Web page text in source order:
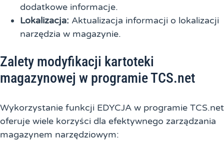
dodatkowe informacje.
Lokalizacja: Aktualizacja informacji o lokalizacji
narzędzia w magazynie.
Zalety modyfikacji kartoteki
magazynowej w programie TCS.net
Wykorzystanie funkcji EDYCJA w programie TCS.net
oferuje wiele korzyści dla efektywnego zarządzania
magazynem narzędziowym: